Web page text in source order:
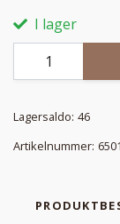
I lager
Lagersaldo: 46
Artikelnummer: 6501